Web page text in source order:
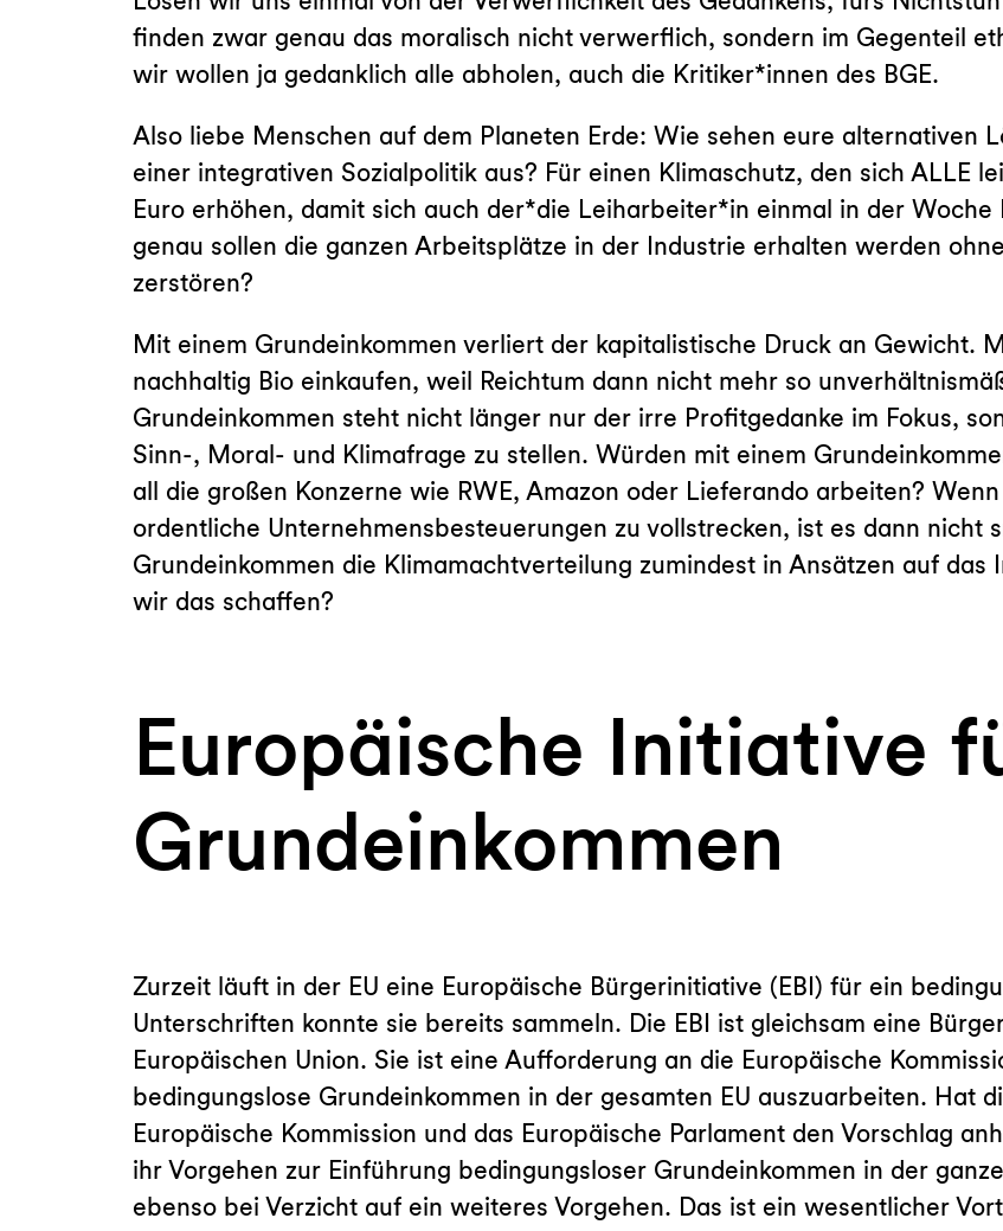
finden zwar genau das moralisch nicht verwerflich, sondern im Gegenteil
wir wollen ja gedanklich alle abholen, auch die Kritiker*innen des BGE.
Also liebe Menschen auf dem Planeten Erde: Wie sehen eure alternativen
einer integrativen Sozialpolitik aus? Für einen Klimaschutz, den sich ALLE
Euro erhöhen, damit sich auch der*die Leiharbeiter*in einmal in der
genau sollen die ganzen Arbeitsplätze in der Industrie erhalten werden
zerstören?
Mit einem Grundeinkommen verliert der kapitalistische Druck an Gewicht.
nachhaltig Bio einkaufen, weil Reichtum dann nicht mehr so
Grundeinkommen steht nicht länger nur der irre Profitgedanke im Fokus,
Sinn-, Moral- und Klimafrage zu stellen. Würden mit einem
all die großen Konzerne wie RWE, Amazon oder Lieferando arbeiten?
ordentliche Unternehmensbesteuerungen zu vollstrecken, ist es dann nicht
Grundeinkommen die Klimamachtverteilung zumindest in Ansätzen auf das
wir das schaffen?
Europäische Initiative
Grundeinkommen
Zurzeit läuft in der EU eine Europäische Bürgerinitiative (EBI) für ein
Unterschriften konnte sie bereits sammeln. Die EBI ist gleichsam eine
Europäischen Union. Sie ist eine Aufforderung an die Europäische
bedingungslose Grundeinkommen in der gesamten EU auszuarbeiten. Hat
Europäische Kommission und das Europäische Parlament den Vorschlag
ihr Vorgehen zur Einführung bedingungsloser Grundeinkommen in der
ebenso bei Verzicht auf ein weiteres Vorgehen. Das ist ein wesentlicher